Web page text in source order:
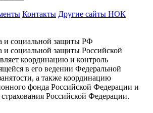
Контакты Другие сайты НОК
и социальной защиты РФ
и социальной защиты Российской
координацию и контроль
в его ведении Федеральной
а также координацию
фонда Российской Федерации и
Российской Федерации.